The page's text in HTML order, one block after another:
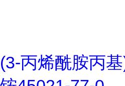
(3-丙烯酰胺丙